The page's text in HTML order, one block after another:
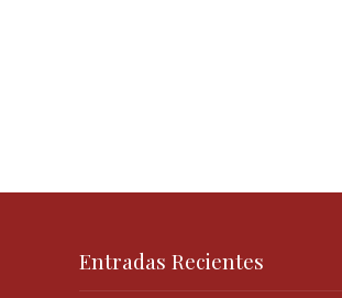
Entradas Recientes